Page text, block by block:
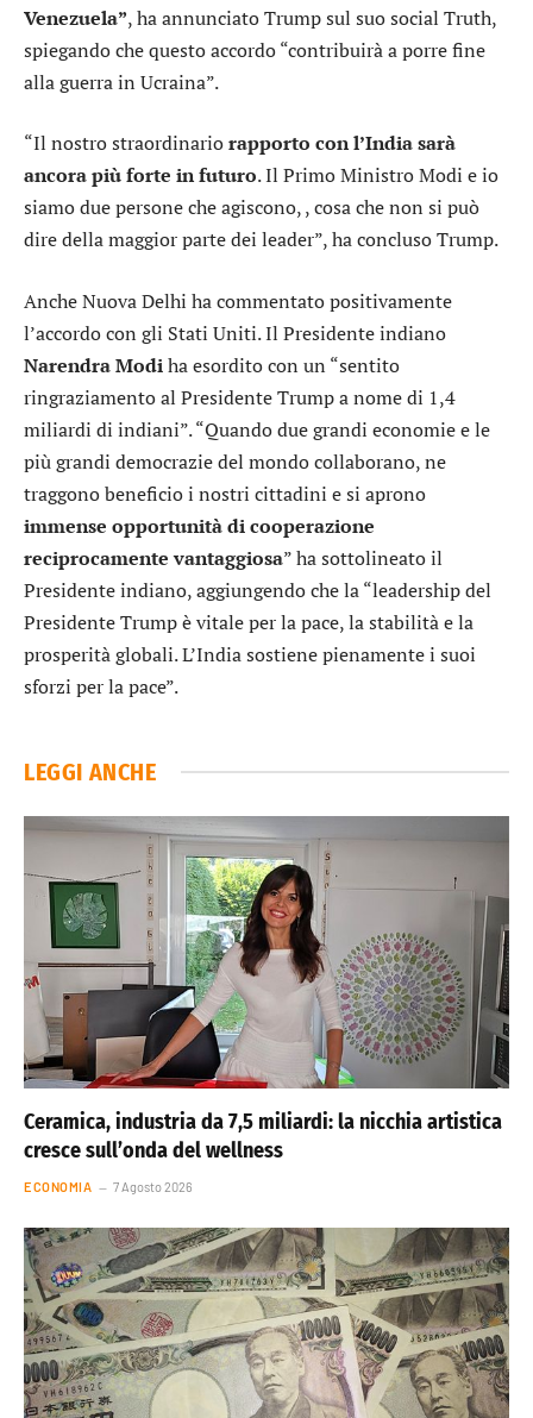
Venezuela”, ha annunciato Trump sul suo social Truth,
spiegando che questo accordo “contribuirà a porre fine
alla guerra in Ucraina”.
“Il nostro straordinariorapporto con l’India sarà
ancora più forte in futuro. Il Primo Ministro Modi e io
siamo due persone che agiscono, , cosa che non si può
dire della maggior parte dei leader”, ha concluso Trump.
Anche Nuova Delhi ha commentato positivamente
l’accordo con gli Stati Uniti. Il Presidente indiano
Narendra Modiha esordito con un “sentito
ringraziamento al Presidente Trump a nome di 1,4
miliardi di indiani”. “Quando due grandi economie e le
più grandi democrazie del mondo collaborano, ne
traggono beneficio i nostri cittadini e si aprono
immense opportunità di cooperazione
reciprocamente vantaggiosa” ha sottolineato il
Presidente indiano, aggiungendo che la “leadership del
Presidente Trump è vitale per la pace, la stabilità e la
prosperità globali. L’India sostiene pienamente i suoi
sforzi per la pace”.
LEGGI ANCHE
Ceramica, industria da 7,5 miliardi: la nicchia artistica
cresce sull’onda del wellness
ECONOMIA 7 Agosto 2026